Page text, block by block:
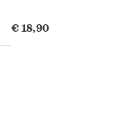
€ 18,90